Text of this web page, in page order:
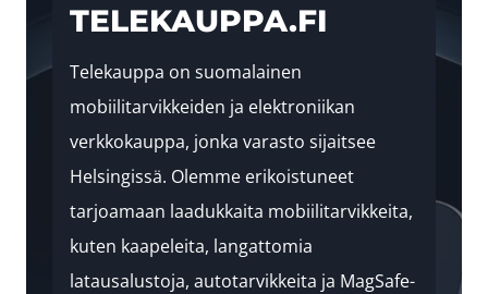
TELEKAUPPA.FI
Telekauppa on suomalainen
mobiilitarvikkeiden ja elektroniikan
verkkokauppa, jonka varasto sijaitsee
Helsingissä. Olemme erikoistuneet
tarjoamaan laadukkaita mobiilitarvikkeita,
kuten kaapeleita, langattomia
latausalustoja, autotarvikkeita ja MagSafe-